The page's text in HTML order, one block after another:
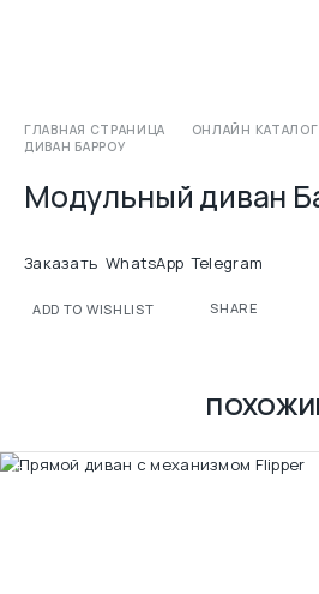
ГЛАВНАЯ СТРАНИЦА ОНЛАЙН
ДИВАН БАРРОУ
Модульный диван
Заказать WhatsApp Telegram
ADD TO WISHLIST SHARE